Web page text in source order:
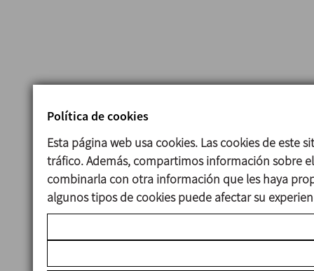
Política de cookies
Esta página web usa cookies. Las cookies de este
tráfico. Además, compartimos información sobre
combinarla con otra información que les haya
algunos tipos de cookies puede afectar su